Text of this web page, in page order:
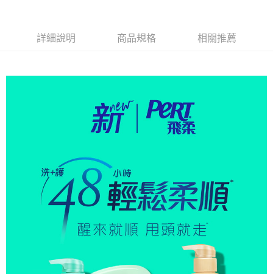
恩沛科技股份有限公司將有權停止該用戶之使用額度並採取法律行動。
詳細說明 商品規格 相關推薦